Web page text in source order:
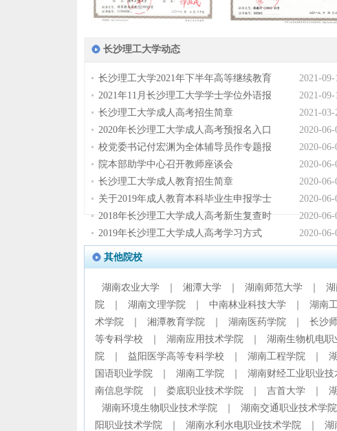
长沙理工大学动态
2021-09-
长沙理工大学2021年下半年高等继续教育
2021-09-
2021年11月长沙理工大学学士学位外语报
2021-03-
长沙理工大学成人高考招生简章
2020-06-
2020年长沙理工大学成人高考预报名入口
2020-06-
校党委书记付宏渊为全体辅导员作专题报
2020-06-
院本部助学中心召开教师座谈会
2020-06-
长沙理工大学成人教育招生简章
2020-06-
关于2019年成人教育本科毕业生申报学士
2020-06-
2018年长沙理工大学成人高考新生复查时
2020-06-
2019年长沙理工大学成人高考学习方式
其他院校
湖南农业大学 湘潭大学 湖南师范大学
院
湖南文理学院 中南林业科技大学 湖南
术学院
湘潭教育学院 湖南医药学院 长沙
等专科学校
湖南应用技术学院 湖南生物机电职
院
益阳医学高等专科学校 湖南工程学院
国语职业学院
湖南工学院 湖南财经工业职业技
南信息学院
娄底职业技术学院 吉首大学
湖南环境生物职业技术学院
湖南交通职业技术学院
阳职业技术学院
湖南水利水电职业技术学院 湖